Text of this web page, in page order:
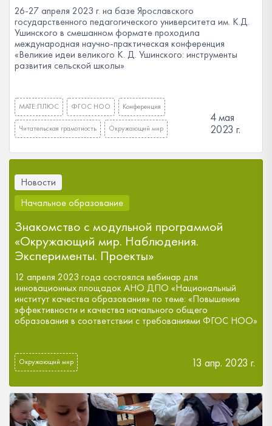
26-27 апреля 2023 г. на базе Ярославского
государственного педагогического университета им. К.Д.
Ушинского в смешанном формате проходила
международная научно-практическая конференция
«Великие идеи великого К. Д. Ушинского: инструменты
развития сельской школы»
МАТЕ:ПЛЮС ФГОС НОО Конференция
Читательская грамотность Окружающий мир
4 мая
2023 г.
Новости
Начальное образование
Знакомство с модульной программой
«Окружающий мир. Наблюдения.
Эксперименты. Проекты»
12 апреля 2023 года состоялся вебинар для
инновационных площадок АНО ДПО «Национальный
институт качества образования» по теме: «Повышение
эффективности и качества начального общего
образования в соответствии с требованиями ФГОС НОО»
Окружающий мир 13 апр. 2023 г.